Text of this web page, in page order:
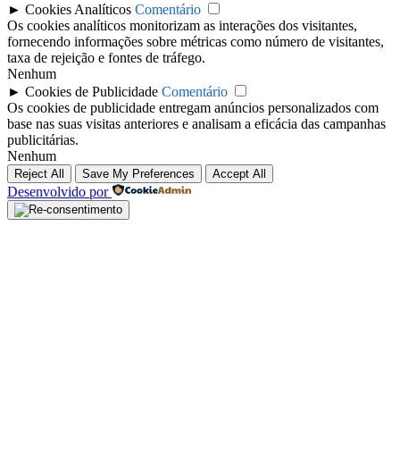
► Cookies Analíticos Comentário
Os cookies analíticos monitorizam as interações dos visitantes,
fornecendo informações sobre métricas como número de visitantes,
taxa de rejeição e fontes de tráfego.
Nenhum
► Cookies de Publicidade Comentário
Os cookies de publicidade entregam anúncios personalizados com
base nas suas visitas anteriores e analisam a eficácia das campanhas
publicitárias.
Nenhum
Reject All Save My Preferences Accept All
Desenvolvido por